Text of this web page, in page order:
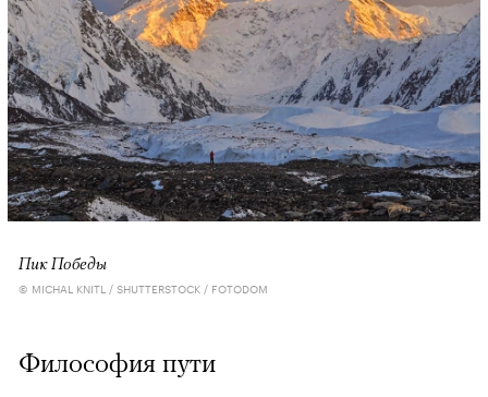
Пик Победы
© MICHAL KNITL / SHUTTERSTOCK / FOTODOM
Философия пути